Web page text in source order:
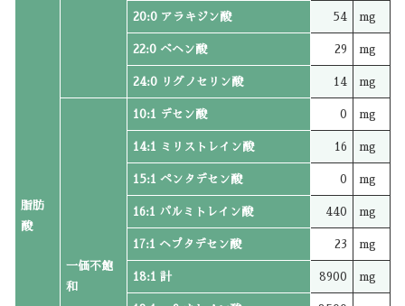
脂肪
酸
20:0 アラキジン酸 54 mg
22:0 ベヘン酸 29 mg
24:0 リグノセリン酸 14 mg
一価不飽
和
10:1 デセン酸 0 mg
14:1 ミリストレイン酸 16 mg
15:1 ペンタデセン酸 0 mg
16:1 パルミトレイン酸 440 mg
17:1 ヘプタデセン酸 23 mg
18:1 計 8900 mg